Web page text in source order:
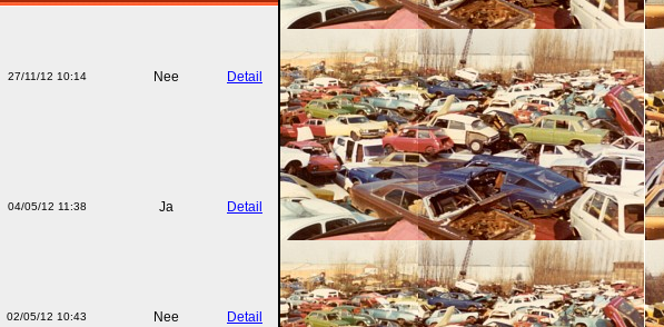
27/11/12 10:14 Nee Detail
04/05/12 11:38 Ja Detail
02/05/12 10:43 Nee Detail